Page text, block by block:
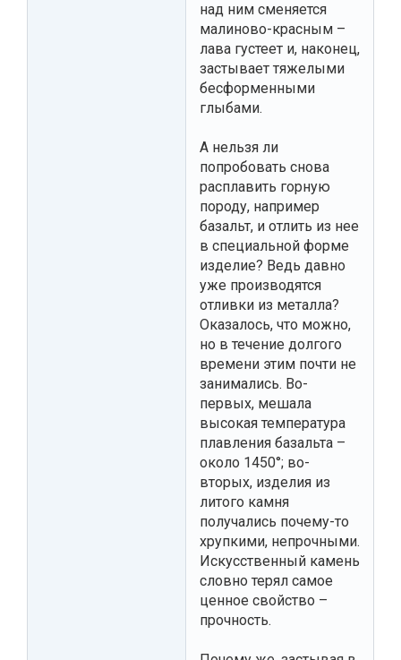
над ним сменяется
малиново-красным –
лава густеет и, наконец,
застывает тяжелыми
бесформенными
глыбами.
А нельзя ли
попробовать снова
расплавить горную
породу, например
базальт, и отлить из нее
в специальной форме
изделие? Ведь давно
уже производятся
отливки из металла?
Оказалось, что можно,
но в течение долгого
времени этим почти не
занимались. Во-
первых, мешала
высокая температура
плавления базальта –
около 1450°; во-
вторых, изделия из
литого камня
получались почему-то
хрупкими, непрочными.
Искусственный камень
словно терял самое
ценное свойство –
прочность.